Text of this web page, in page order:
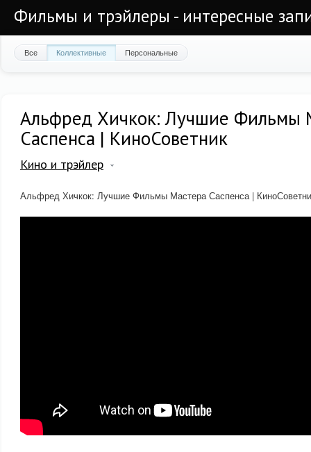
Фильмы и трэйлеры - интересные
Все Коллективные Персональные
Альфред Хичкок: Лучшие Фильмы
Саспенса | КиноСоветник
Кино и трэйлер
Альфред Хичкок: Лучшие Фильмы Мастера Саспенса |